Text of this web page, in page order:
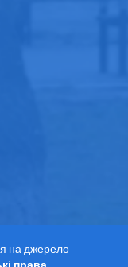
на джерело
права